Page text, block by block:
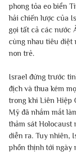
phong tỏa eo biển
hải chiến lược của
gọi tất cả các nước
cùng nhau tiêu diệt
non trẻ.
Israel đứng trước
địch và thua kém
trong khi Liên Hiệp
Mỹ đã nhắm mắt
thảm sát Holocaust
diễn ra. Tuy nhiên,
phồn thịnh tới ngày